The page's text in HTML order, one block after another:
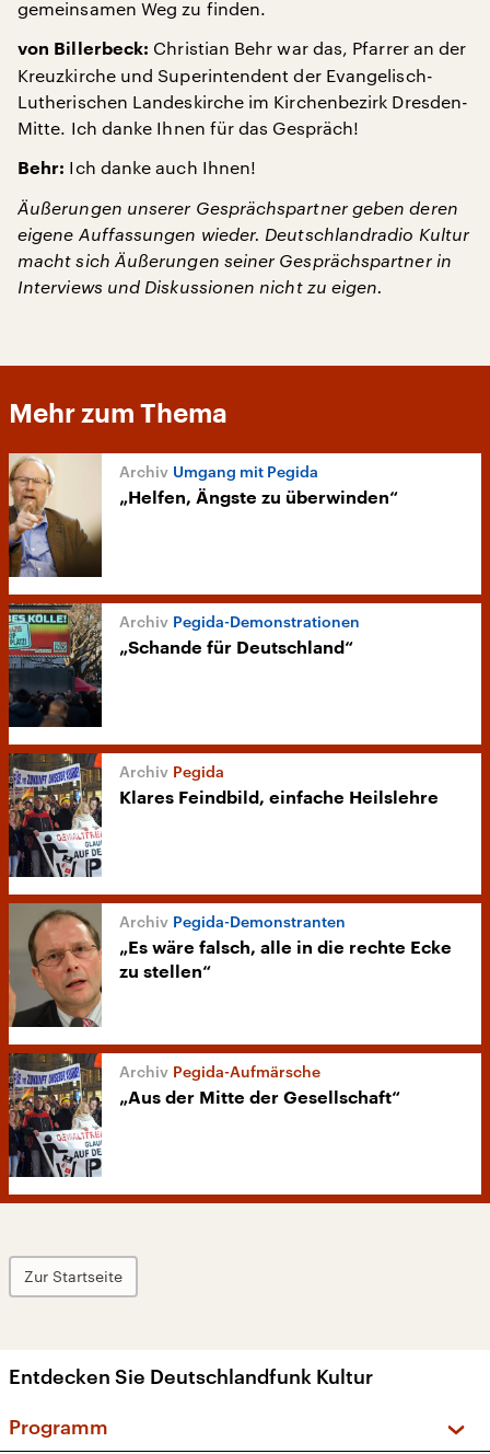
gemeinsamen Weg zu finden.
von Billerbeck: Christian Behr war das, Pfarrer an der
Kreuzkirche und Superintendent der Evangelisch-
Lutherischen Landeskirche im Kirchenbezirk Dresden-
Mitte. Ich danke Ihnen für das Gespräch!
Behr: Ich danke auch Ihnen!
Äußerungen unserer Gesprächspartner geben deren
eigene Auffassungen wieder. Deutschlandradio Kultur
macht sich Äußerungen seiner Gesprächspartner in
Interviews und Diskussionen nicht zu eigen.
Mehr zum Thema
Umgang mit Pegida
„Helfen, Ängste zu überwinden“
Pegida-Demonstrationen
„Schande für Deutschland“
Pegida
Klares Feindbild, einfache Heilslehre
Pegida-Demonstranten
„Es wäre falsch, alle in die rechte Ecke
zu stellen“
Pegida-Aufmärsche
„Aus der Mitte der Gesellschaft“
Zur Startseite
Entdecken Sie Deutschlandfunk Kultur
Programm